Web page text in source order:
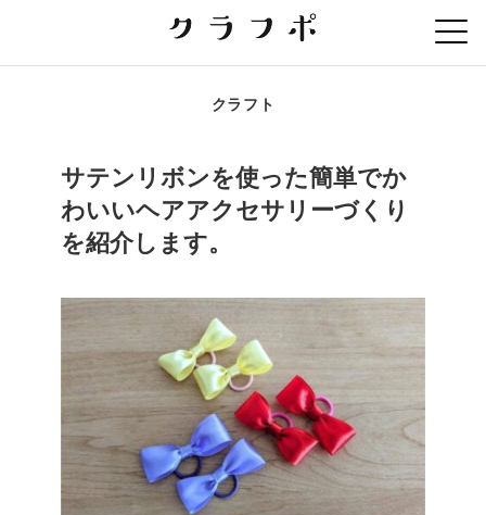
クラフト
サテンリボンを使った簡単でか
わいいヘアアクセサリーづくり
を紹介します。